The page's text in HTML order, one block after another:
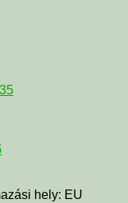
hely: EU